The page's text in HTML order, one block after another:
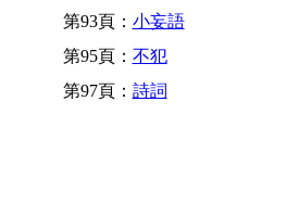
第93頁： 小妄語
第95頁： 不犯
第97頁： 詩詞